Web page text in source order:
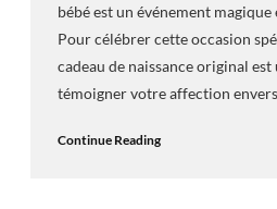
bébé est un événement
Pour célébrer cette occasion
cadeau de naissance original
témoigner votre affection
Continue Reading